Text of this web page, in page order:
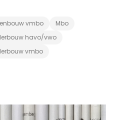
vmbo
Mbo
havo/vwo
vmbo